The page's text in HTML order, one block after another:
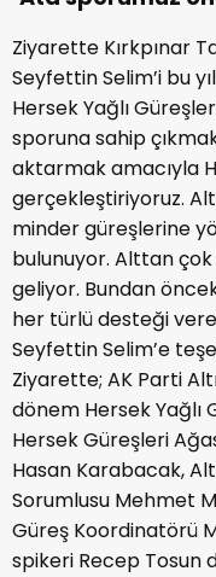
Ziyarette Kırkpınar
Seyfettin Selim’i bu
Hersek Yağlı
sporuna sahip
aktarmak amacıyla
gerçekleştiriyoruz.
minder güreşlerine
bulunuyor. Alttan
geliyor. Bundan
her türlü desteği
Seyfettin Selim’e
Ziyarette; AK Parti
dönem Hersek Yağlı
Hersek Güreşleri
Hasan Karabacak,
Sorumlusu Mehmet
Güreş Koordinatörü
spikeri Recep Tosun